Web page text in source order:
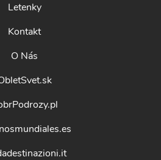
Letenky
Kontakt
O Nás